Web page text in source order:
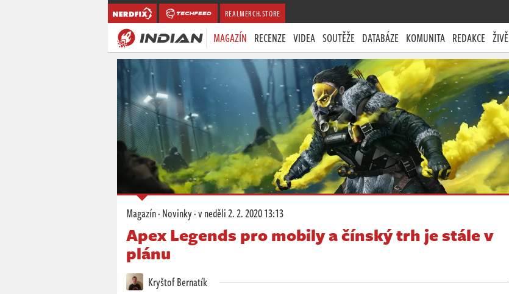
REALMERCH.STORE
MAGAZÍN RECENZE VIDEA SOUTĚŽE DATABÁZE KOMUNITA REDAKCE ŽIVĚ
Magazín·Novinky·v neděli2. 2. 2020 13:13
Apex Legends pro mobily a čínský trh je stále v
plánu
Kryštof Bernatík